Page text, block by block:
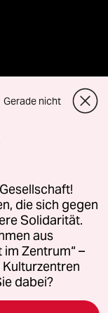
für Genehmigungen
Richtlinien
AGB
Gerade nicht
die sich gegen
Solidarität.
aus
Zentrum“ –
dabei?